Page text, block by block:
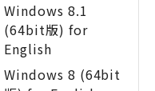
Windows 8.1
(64bit版) for
English
Windows 8 (64bit